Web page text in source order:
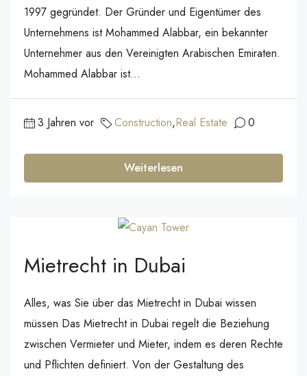
1997 gegründet. Der Gründer und Eigentümer des
Unternehmens ist Mohammed Alabbar, ein bekannter
Unternehmer aus den Vereinigten Arabischen Emiraten.
Mohammed Alabbar ist...
3 Jahren vor Construction,Real Estate 0
Weiterlesen
Mietrecht in Dubai
Alles, was Sie über das Mietrecht in Dubai wissen
müssen Das Mietrecht in Dubai regelt die Beziehung
zwischen Vermieter und Mieter, indem es deren Rechte
und Pflichten definiert. Von der Gestaltung des